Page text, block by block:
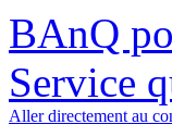
BAnQ
Service
Aller directement au